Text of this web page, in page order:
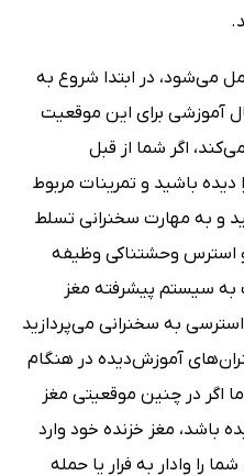
می‌شود، در ابتدا شروع به
آموزشی برای این موقعیت
اگر شما از قبل
باشید و تمرینات مربوط
و به مهارت سخنرانی تسلط
استرس وحشتناکی وظیفه
به سیستم پیشرفته مغز
به سخنرانی می‌پردازید
آموزش‌دیده در هنگام
اگر در چنین موقعیتی مغز
باشد، مغز خزنده خود وارد
را وادار به فرار یا حمله